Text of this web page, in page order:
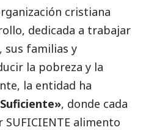
cristiana
dedicada a trabajar
sus familias y
la pobreza y la
la entidad ha
, donde cada
alimento